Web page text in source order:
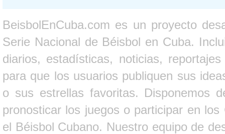
BeisbolEnCuba.com es un proyecto
Serie Nacional de Béisbol en Cuba.
diarios, estadísticas, noticias,
para que los usuarios publiquen sus
o sus estrellas favoritas. Disponemos
pronosticar los juegos o participar en
el Béisbol Cubano. Nuestro equipo de